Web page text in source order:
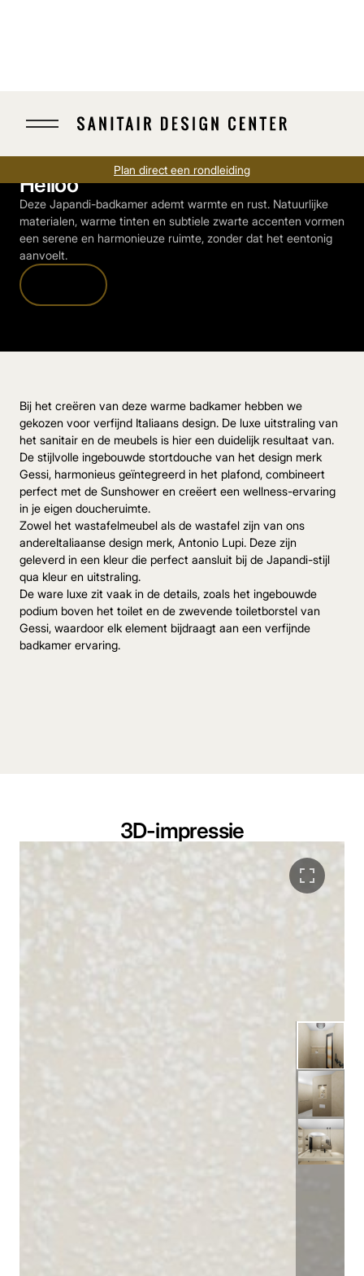
Plan direct een rondleiding
Warme Japandi badkamer in
Heiloo
Deze Japandi-badkamer ademt warmte en rust. Natuurlijke
materialen, warme tinten en subtiele zwarte accenten vormen
een serene en harmonieuze ruimte, zonder dat het eentonig
aanvoelt.
Bij het creëren van deze warme badkamer hebben we
gekozen voor verfijnd Italiaans design. De luxe uitstraling van
het sanitair en de meubels is hier een duidelijk resultaat van.
De stijlvolle ingebouwde stortdouche van het design merk
Gessi, harmonieus geïntegreerd in het plafond, combineert
perfect met de Sunshower en creëert een wellness-ervaring
in je eigen doucheruimte.
Zowel het wastafelmeubel als de wastafel zijn van ons
andereItaliaanse design merk, Antonio Lupi. Deze zijn
geleverd in een kleur die perfect aansluit bij de Japandi-stijl
qua kleur en uitstraling.
De ware luxe zit vaak in de details, zoals het ingebouwde
podium boven het toilet en de zwevende toiletborstel van
Gessi, waardoor elk element bijdraagt aan een verfijnde
badkamer ervaring.
3D-impressie